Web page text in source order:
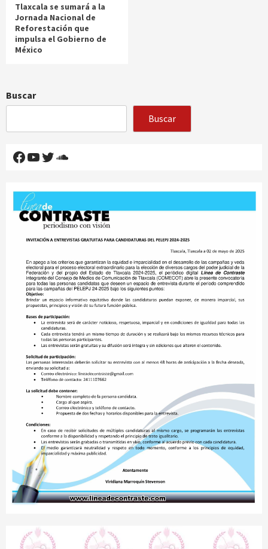
Tlaxcala se sumará a la
Jornada Nacional de
Reforestación que
impulsa el Gobierno de
México
Buscar
Buscar
Facebook
YouTube
Twitter
SoundCloud